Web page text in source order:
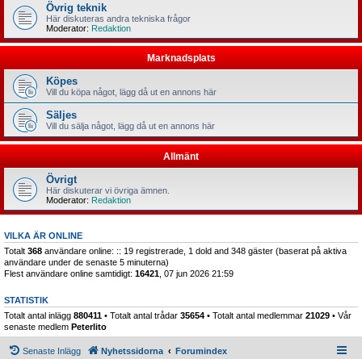
Övrig teknik
Här diskuteras andra tekniska frågor
Moderator: Redaktion
Marknadsplats
Köpes
Vill du köpa något, lägg då ut en annons här
Säljes
Vill du sälja något, lägg då ut en annons här
Allmänt
Övrigt
Här diskuterar vi övriga ämnen.
Moderator: Redaktion
VILKA ÄR ONLINE
Totalt 368 användare online: :: 19 registrerade, 1 dold and 348 gäster (baserat på aktiva
användare under de senaste 5 minuterna)
Flest användare online samtidigt: 16421 , 07 jun 2026 21:59
STATISTIK
Totalt antal inlägg 880411 • Totalt antal trådar 35654 • Totalt antal medlemmar 21029 • Vår
senaste medlem Peterlito
Senaste Inlägg Nyhetssidorna Forumindex